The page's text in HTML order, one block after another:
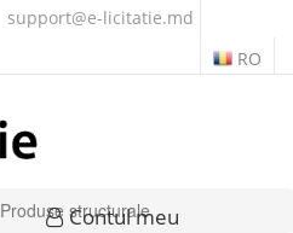
support@e-licitatie.md
RO
Contul meu
Produse structurale